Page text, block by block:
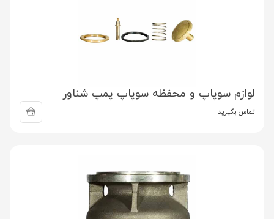
لوازم سوپاپ و محفظه سوپاپ پمپ شناور
تماس بگیرید